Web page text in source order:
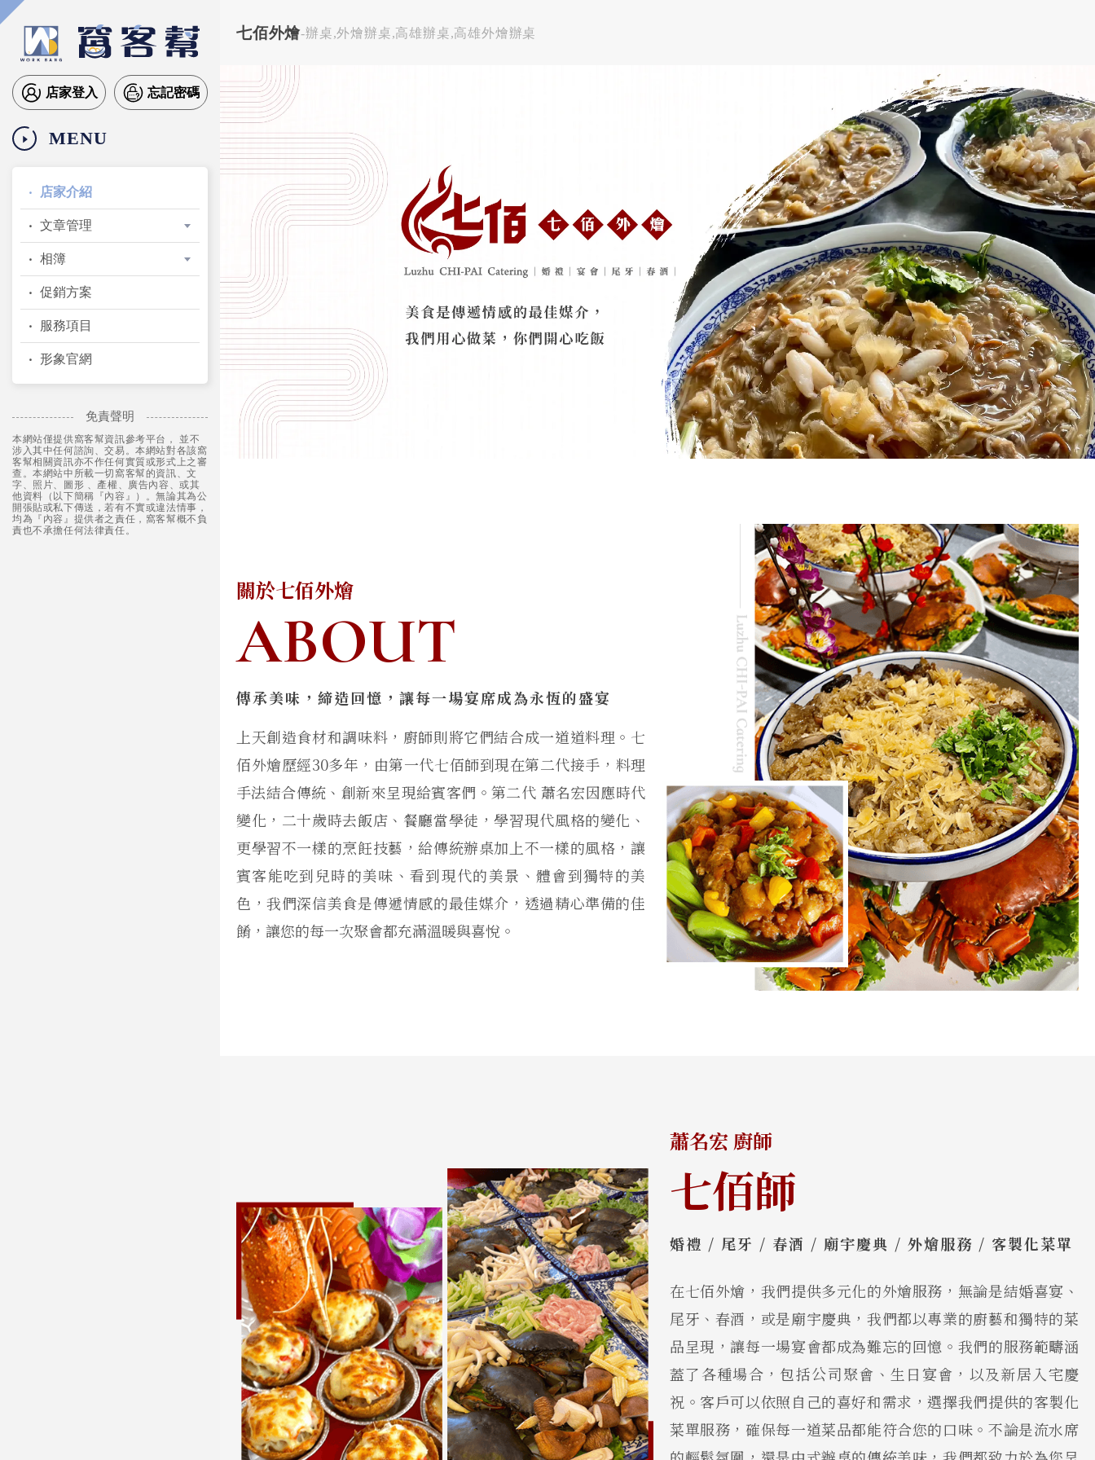
店家登入 忘記密碼
MENU
店家介紹
文章管理
相簿
促銷方案
服務項目
形象官網
免責聲明
本網站僅提供窩客幫資訊參考平台， 並不
涉入其中任何諮詢、交易。本網站對各該窩
客幫相關資訊亦不作任何實質或形式上之審
查。本網站中所載一切窩客幫的資訊、文
字、照片、圖形 、產權、廣告內容、或其
他資料（以下簡稱『內容』）。無論其為公
開張貼或私下傳送，若有不實或違法情事，
均為『內容』提供者之責任，窩客幫概不負
責也不承擔任何法律責任。
七佰外燴-辦桌,外燴辦桌,高雄辦桌,高雄外燴辦桌
關於七佰外燴
ABOUT
傳承美味，締造回憶，讓每一場宴席成為永恆的盛宴
上天創造食材和調味料，廚師則將它們結合成一道道料理。七
佰外燴歷經30多年，由第一代七佰師到現在第二代接手，料理
手法結合傳統、創新來呈現給賓客們。第二代 蕭名宏因應時代
變化，二十歲時去飯店、餐廳當學徒，學習現代風格的變化、
更學習不一樣的烹飪技藝，給傳統辦桌加上不一樣的風格，讓
賓客能吃到兒時的美味、看到現代的美景、體會到獨特的美
色，我們深信美食是傳遞情感的最佳媒介，透過精心準備的佳
餚，讓您的每一次聚會都充滿溫暖與喜悅。
蕭名宏 廚師
七佰師
婚禮 / 尾牙 / 春酒 / 廟宇慶典 / 外燴服務 / 客製化菜單
在七佰外燴，我們提供多元化的外燴服務，無論是結婚喜宴、
尾牙、春酒，或是廟宇慶典，我們都以專業的廚藝和獨特的菜
品呈現，讓每一場宴會都成為難忘的回憶。我們的服務範疇涵
蓋了各種場合，包括公司聚會、生日宴會，以及新居入宅慶
祝。客戶可以依照自己的喜好和需求，選擇我們提供的客製化
菜單服務，確保每一道菜品都能符合您的口味。不論是流水席